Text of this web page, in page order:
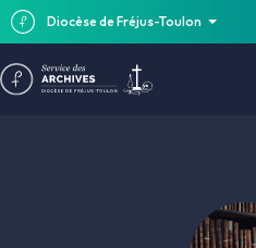
Diocèse de Fréjus-Toulon